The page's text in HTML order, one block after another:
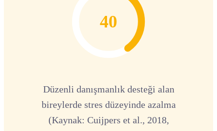
40
Düzenli danışmanlık desteği alan
bireylerde stres düzeyinde azalma
(Kaynak: Cuijpers et al., 2018,